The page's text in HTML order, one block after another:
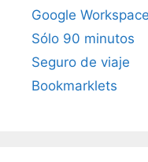
Google
Sólo 90 minutos
Seguro de viaje
Bookmarklets